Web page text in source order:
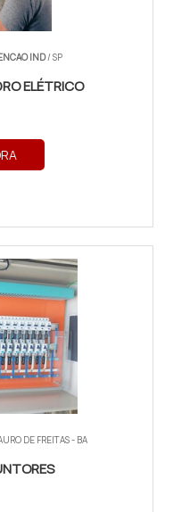
IND/ SP
ELÉTRICO
DE FREITAS - BA